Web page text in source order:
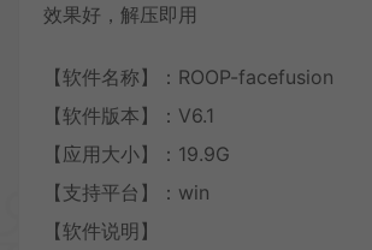
效果好，解压即用
【软件名称】：ROOP-facefusion
【软件版本】：V6.1
【应用大小】：19.9G
【支持平台】：win
【软件说明】